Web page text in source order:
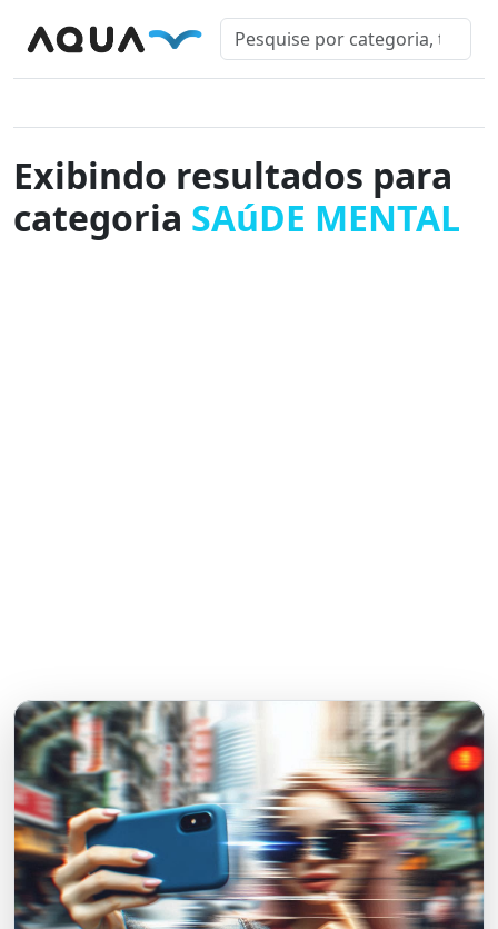
Exibindo resultados para
categoria SAúDE MENTAL